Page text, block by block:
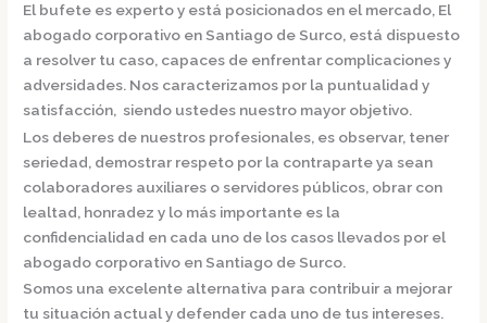
El bufete es experto y está posicionados en el mercado, El
abogado corporativo en Santiago de Surco, está dispuesto
a resolver tu caso, capaces de enfrentar complicaciones y
adversidades. Nos caracterizamos por la puntualidad y
satisfacción, siendo ustedes nuestro mayor objetivo.
Los deberes de nuestros profesionales, es observar, tener
seriedad, demostrar respeto por la contraparte ya sean
colaboradores auxiliares o servidores públicos, obrar con
lealtad, honradez y lo más importante es la
confidencialidad en cada uno de los casos llevados por el
abogado corporativo en Santiago de Surco.
Somos una excelente alternativa para contribuir a mejorar
tu situación actual y defender cada uno de tus intereses.